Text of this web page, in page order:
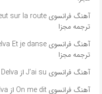
ترجمه مجزا
ترجمه مجزا
آهنگ فرانسوی J’ai su از Anaïs Delva به همراه متن و ترجمه مجزا
آهنگ فرانسوی On me dit از Anaïs Delva به همراه متن و ترجمه مجزا